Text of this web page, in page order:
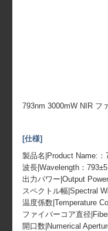
793nm 3000mW NIR フ
[仕様]
製品名|Product Name:
波長|Wavelength：
出力パワー|Output
スペクトル幅|Spectral
温度係数|Temperature
ファイバーコア直径
開口数|Numerical